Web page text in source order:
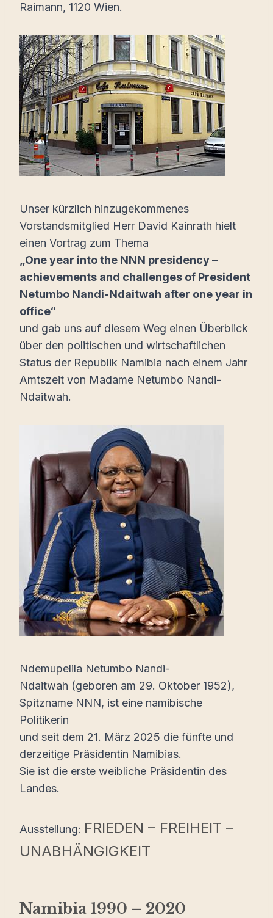
Raimann, 1120 Wien.
Unser kürzlich hinzugekommenes
Vorstandsmitglied Herr David Kainrath hielt
einen Vortrag zum Thema
„One year into the NNN presidency –
achievements and challenges of President
Netumbo Nandi-Ndaitwah after one year in
office“
und gab uns auf diesem Weg einen Überblick
über den politischen und wirtschaftlichen
Status der Republik Namibia nach einem Jahr
Amtszeit von Madame Netumbo Nandi-
Ndaitwah.
Ndemupelila Netumbo Nandi-
Ndaitwah (geboren am 29. Oktober 1952),
Spitzname NNN, ist eine namibische
Politikerin
und seit dem 21. März 2025 die fünfte und
derzeitige Präsidentin Namibias.
Sie ist die erste weibliche Präsidentin des
Landes.
Ausstellung: FRIEDEN – FREIHEIT –
UNABHÄNGIGKEIT
Namibia 1990 – 2020